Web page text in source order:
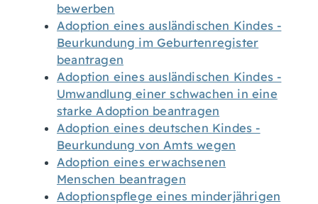
bewerben
Adoption eines ausländischen Kindes -
Beurkundung im Geburtenregister
beantragen
Adoption eines ausländischen Kindes -
Umwandlung einer schwachen in eine
starke Adoption beantragen
Adoption eines deutschen Kindes -
Beurkundung von Amts wegen
Adoption eines erwachsenen
Menschen beantragen
Adoptionspflege eines minderjährigen